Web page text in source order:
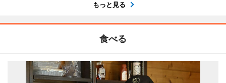
もっと見る
食べる